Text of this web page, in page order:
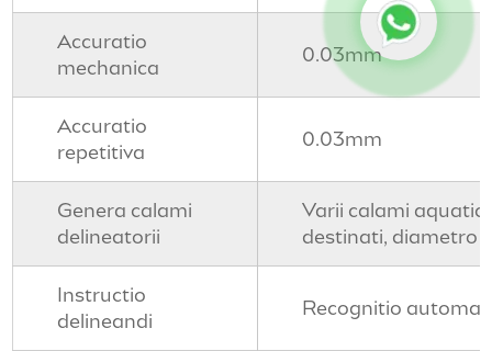
Accuratio
mechanica
0.03mm
Accuratio
repetitiva
0.03mm
Genera calami
delineatorii
Varii calami
destinati, diametro
Instructio
delineandi
Recognitio